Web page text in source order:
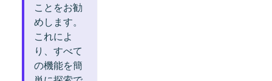
ことをお勧
めします。
これによ
り、すべて
の機能を簡